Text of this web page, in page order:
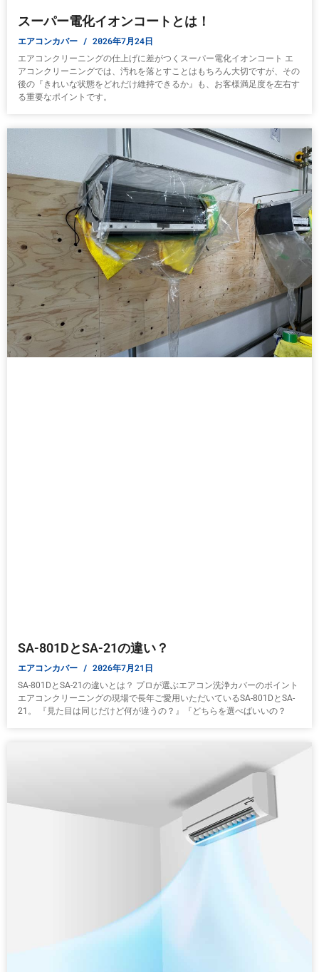
スーパー電化イオンコートとは！
エアコンカバー 2026年7月24日
エアコンクリーニングの仕上げに差がつくスーパー電化イオンコート エ
アコンクリーニングでは、汚れを落とすことはもちろん大切ですが、その
後の『きれいな状態をどれだけ維持できるか』も、お客様満足度を左右す
る重要なポイントです。
SA-801DとSA-21の違い？
エアコンカバー 2026年7月21日
SA-801DとSA-21の違いとは？ プロが選ぶエアコン洗浄カバーのポイント
エアコンクリーニングの現場で長年ご愛用いただいているSA-801DとSA-
21。 『見た目は同じだけど何が違うの？』『どちらを選べばいいの？